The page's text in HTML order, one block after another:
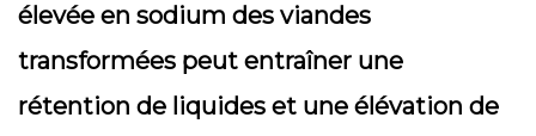
élevée en sodium des viandes
transformées peut entraîner une
rétention de liquides et une élévation de